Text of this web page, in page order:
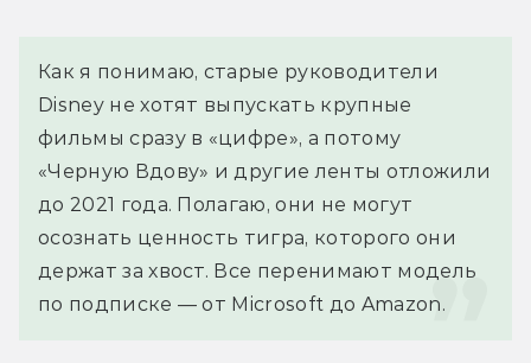
Как я понимаю, старые руководители
Disney не хотят выпускать крупные
фильмы сразу в «цифре», а потому
«Черную Вдову» и другие ленты отложили
до 2021 года. Полагаю, они не могут
осознать ценность тигра, которого они
держат за хвост. Все перенимают модель
по подписке — от Microsoft до Amazon.